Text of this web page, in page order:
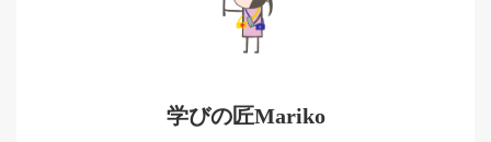
学びの匠Mariko